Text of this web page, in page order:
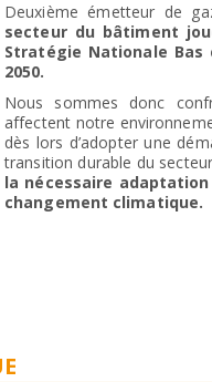
Deuxième émetteur de
secteur du bâtiment
Stratégie Nationale Bas
2050.
Nous sommes donc
affectent notre
dès lors d’adopter une
transition durable du
la nécessaire
changement climatique.